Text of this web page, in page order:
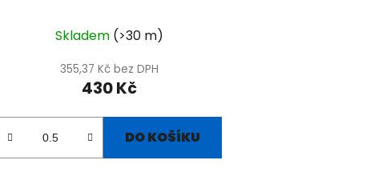
Skladem (>30 m)
355,37 Kč bez DPH
430 Kč
DO KOŠÍKU